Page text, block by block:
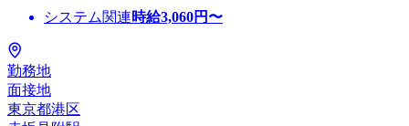
システム関連時給3,060円〜
勤務地
面接地
東京都港区